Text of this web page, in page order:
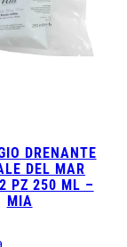
DRENANTE
DEL MAR
PZ 250 ML –
MIA